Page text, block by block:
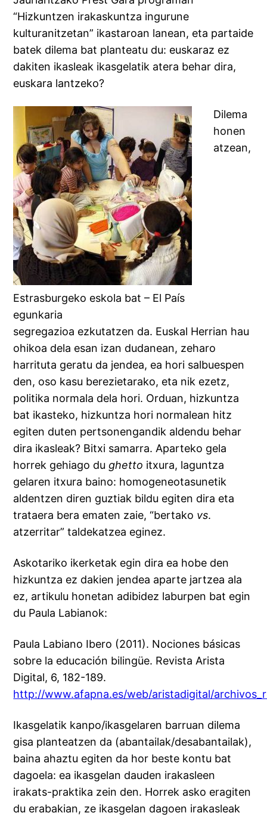
“Hizkuntzen irakaskuntza ingurune
kulturanitzetan” ikastaroan lanean, eta partaide
batek dilema bat planteatu du: euskaraz ez
dakiten ikasleak ikasgelatik atera behar dira,
euskara lantzeko?
Estrasburgeko eskola bat – El País
egunkaria
Dilema
honen
atzean,
segregazioa ezkutatzen da. Euskal Herrian hau
ohikoa dela esan izan dudanean, zeharo
harrituta geratu da jendea, ea hori salbuespen
den, oso kasu berezietarako, eta nik ezetz,
politika normala dela hori. Orduan, hizkuntza
bat ikasteko, hizkuntza hori normalean hitz
egiten duten pertsonengandik aldendu behar
dira ikasleak? Bitxi samarra. Aparteko gela
horrek gehiago du ghetto itxura, laguntza
gelaren itxura baino: homogeneotasunetik
aldentzen diren guztiak bildu egiten dira eta
trataera bera ematen zaie, “bertako vs.
atzerritar” taldekatzea eginez.
Askotariko ikerketak egin dira ea hobe den
hizkuntza ez dakien jendea aparte jartzea ala
ez, artikulu honetan adibidez laburpen bat egin
du Paula Labianok:
Paula Labiano Ibero (2011). Nociones básicas
sobre la educación bilingüe. Revista Arista
Digital, 6, 182-189.
http://www.afapna.es/web/aristadigital/
Ikasgelatik kanpo/ikasgelaren barruan dilema
gisa planteatzen da (abantailak/desabantailak),
baina ahaztu egiten da hor beste kontu bat
dagoela: ea ikasgelan dauden irakasleen
irakats-praktika zein den. Horrek asko eragiten
du erabakian, ze ikasgelan dagoen irakasleak